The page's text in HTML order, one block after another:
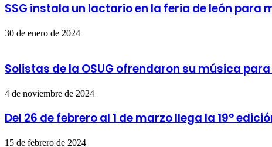
SSG instala un lactario en la feria de león
30 de enero de 2024
Solistas de la OSUG ofrendaron su música
4 de noviembre de 2024
Del 26 de febrero al 1 de marzo llega la 19°
15 de febrero de 2024